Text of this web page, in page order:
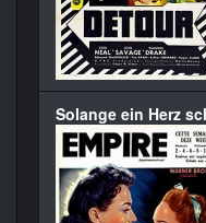
Solange ein Herz